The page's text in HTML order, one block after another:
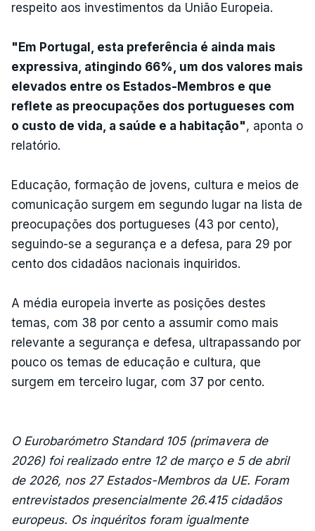
respeito aos investimentos da União Europeia.
"Em Portugal, esta preferência é ainda mais
expressiva, atingindo 66%, um dos valores mais
elevados entre os Estados-Membros e que
reflete as preocupações dos portugueses com
o custo de vida, a saúde e a habitação", aponta o
relatório.
Educação, formação de jovens, cultura e meios de
comunicação surgem em segundo lugar na lista de
preocupações dos portugueses (43 por cento),
seguindo-se a segurança e a defesa, para 29 por
cento dos cidadãos nacionais inquiridos.
A média europeia inverte as posições destes
temas, com 38 por cento a assumir como mais
relevante a segurança e defesa, ultrapassando por
pouco os temas de educação e cultura, que
surgem em terceiro lugar, com 37 por cento.
O Eurobarómetro Standard 105 (primavera de
2026) foi realizado entre 12 de março e 5 de abril
de 2026, nos 27 Estados-Membros da UE. Foram
entrevistados presencialmente 26.415 cidadãos
europeus. Os inquéritos foram igualmente